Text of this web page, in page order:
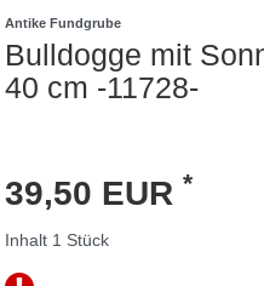
Antike Fundgrube
Bulldogge mit
40 cm -11728-
39,50 EUR *
Inhalt 1 Stück